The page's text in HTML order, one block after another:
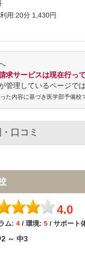
用:20分 1,430円
求サービスは現在行っ
管理しているページで
た内容に基づき医学部予備校
口コミ
4.0
ム: 4 / 環境: 5 / サポート
～ 中3